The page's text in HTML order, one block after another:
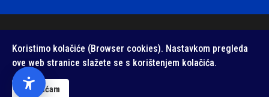
Medialive
Izjava o pristupačnosti web stranice
Koristimo kolačiće (Browser cookies). Nastavkom pregleda
ove web stranice slažete se s korištenjem kolačića.
Prihvaćam